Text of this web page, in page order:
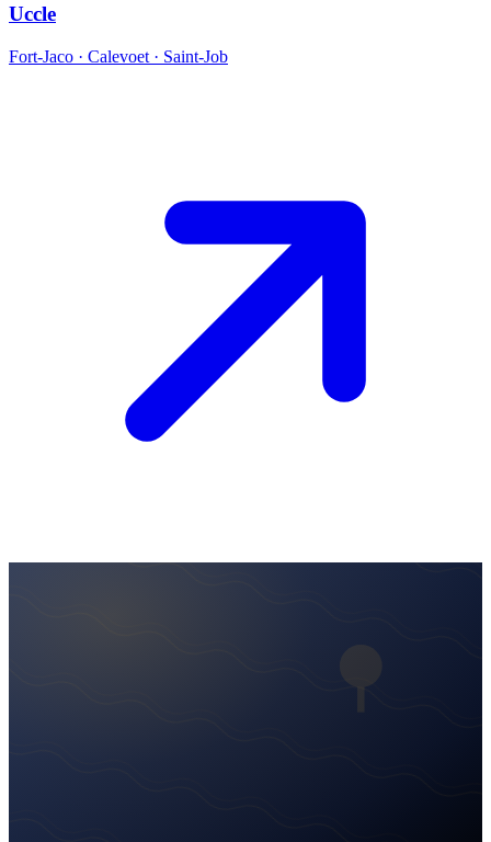
Uccle
Fort-Jaco · Calevoet · Saint-Job